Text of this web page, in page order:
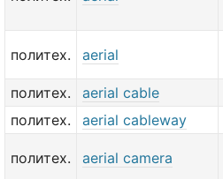
политех. aerial
политех.
aerial cable
политех.
aerial cableway
политех. aerial camera